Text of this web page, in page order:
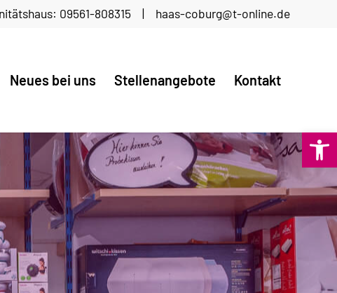
09561-808315 | haas-coburg@t-online.de
Neues bei uns Stellenangebote Kontakt